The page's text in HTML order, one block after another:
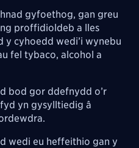
gyfoethog, gan greu
proffidioldeb a lles
y cyhoedd wedi’i wynebu
fel tybaco, alcohol a
bod gor ddefnydd o’r
yn gysylltiedig â
wedi eu heffeithio gan y